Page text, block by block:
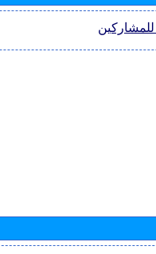
للمشاركين